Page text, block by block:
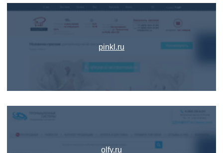
pinkl.ru
olfy.ru